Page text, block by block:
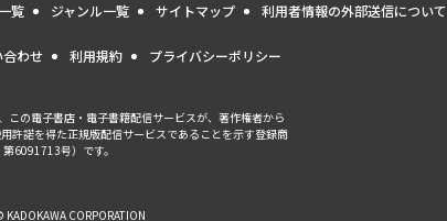
覧 ジャンル一覧 サイトマップ 利用者情報の外部送信について
わせ 利用規約 プライバシーポリシー
この電子書店・電子書籍配信サービスが、著作権者から
許諾を得た正規版配信サービスであることを示す登録商
6091713号）です。
KADOKAWA CORPORATION